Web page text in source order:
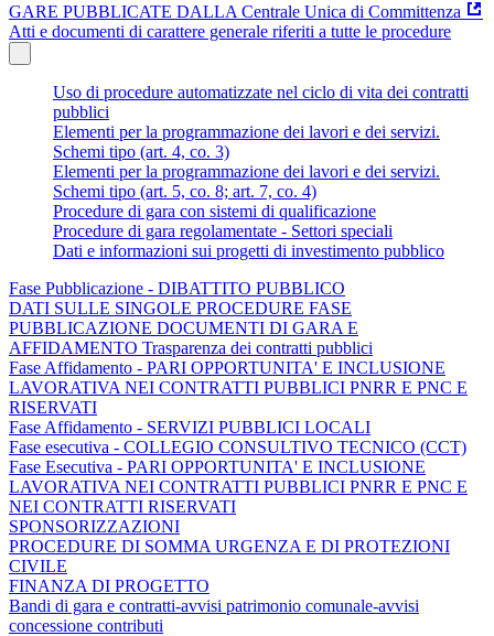
GARE PUBBLICATE DALLA Centrale Unica di Committenza
Atti e documenti di carattere generale riferiti a tutte le procedure
Uso di procedure automatizzate nel ciclo di vita dei contratti
pubblici
Elementi per la programmazione dei lavori e dei servizi.
Schemi tipo (art. 4, co. 3)
Elementi per la programmazione dei lavori e dei servizi.
Schemi tipo (art. 5, co. 8; art. 7, co. 4)
Procedure di gara con sistemi di qualificazione
Procedure di gara regolamentate - Settori speciali
Dati e informazioni sui progetti di investimento pubblico
Fase Pubblicazione - DIBATTITO PUBBLICO
DATI SULLE SINGOLE PROCEDURE FASE
PUBBLICAZIONE DOCUMENTI DI GARA E
AFFIDAMENTO Trasparenza dei contratti pubblici
Fase Affidamento - PARI OPPORTUNITA' E INCLUSIONE
LAVORATIVA NEI CONTRATTI PUBBLICI PNRR E PNC E
RISERVATI
Fase Affidamento - SERVIZI PUBBLICI LOCALI
Fase esecutiva - COLLEGIO CONSULTIVO TECNICO (CCT)
Fase Esecutiva - PARI OPPORTUNITA' E INCLUSIONE
LAVORATIVA NEI CONTRATTI PUBBLICI PNRR E PNC E
NEI CONTRATTI RISERVATI
SPONSORIZZAZIONI
PROCEDURE DI SOMMA URGENZA E DI PROTEZIONI
CIVILE
FINANZA DI PROGETTO
Bandi di gara e contratti-avvisi patrimonio comunale-avvisi
concessione contributi